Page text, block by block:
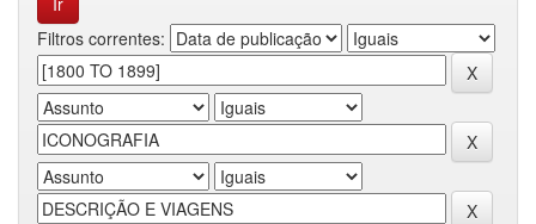
Filtros correntes: